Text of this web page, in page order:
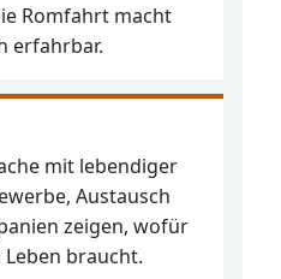
Romfahrt macht
erfahrbar.
mit lebendiger
Austausch
zeigen, wofür
braucht.